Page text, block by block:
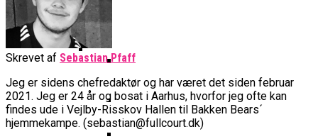
Bakken Bears Skuffede Og
Misser Champions League-
Gruppespil
Danske Tobias Jensen Fik
Spilletid I Testkamp Mod
Portland Trail Blazers
Grupperne Og Sæt Krydser I Din
Kalender
Medie: Lebron James Vil Stå I
Basketligaen
Medlemstal I Dansk Basket Boomer:
Fremgang For 12. År I Træk
Skrevet af Sebastian Pfaff
Jeg er sidens chefredaktør og har været det siden februar
2021. Jeg er 24 år og bosat i Aarhus, hvorfor jeg ofte kan
findes ude i Vejlby-Risskov Hallen til Bakken Bears´
hjemmekampe. (sebastian@fullcourt.dk)